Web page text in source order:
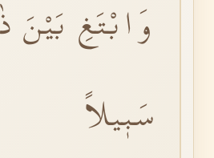
وَابْتَغِ
سَبٖيلاً